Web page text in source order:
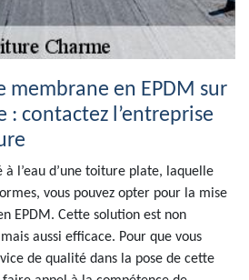
membrane en EPDM sur
contactez l’entreprise
à l’eau d’une toiture plate, laquelle
vous pouvez opter pour la mise
EPDM. Cette solution est non
aussi efficace. Pour que vous
de qualité dans la pose de cette